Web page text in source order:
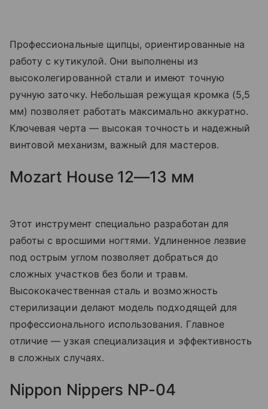
Профессиональные щипцы, ориентированные на
работу с кутикулой. Они выполнены из
высоколегированной стали и имеют точную
ручную заточку. Небольшая режущая кромка (5,5
мм) позволяет работать максимально аккуратно.
Ключевая черта — высокая точность и надежный
винтовой механизм, важный для мастеров.
Mozart House 12—13 мм
Этот инструмент специально разработан для
работы с вросшими ногтями. Удлиненное лезвие
под острым углом позволяет добраться до
сложных участков без боли и травм.
Высококачественная сталь и возможность
стерилизации делают модель подходящей для
профессионального использования. Главное
отличие — узкая специализация и эффективность
в сложных случаях.
Nippon Nippers NP-04